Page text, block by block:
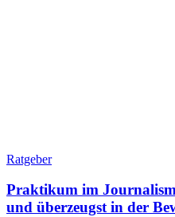
Ratgeber
Praktikum im
und überzeugst in der